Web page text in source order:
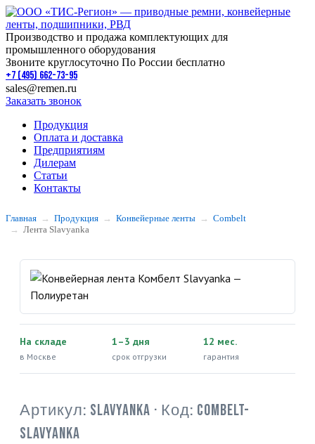
Производство и продажа комплектующих для
промышленного оборудования
Звоните круглосуточно По России бесплатно
+7 (495) 662-73-95
sales@remen.ru
Заказать звонок
Продукция
Оплата и доставка
Предприятиям
Дилерам
Статьи
Контакты
Главная Продукция Конвейерные ленты
Combelt
Лента Slavyanka
На складе
в Москве
1–3 дня
срок отгрузки
12 мес.
гарантия
Артикул: Slavyanka · Код: COMBELT-
SLAVYANKA